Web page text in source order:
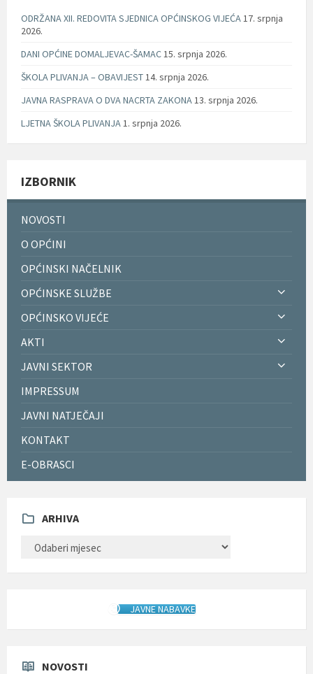
ODRŽANA XII. REDOVITA SJEDNICA OPĆINSKOG VIJEĆA17. srpnja
2026.
DANI OPĆINE DOMALJEVAC-ŠAMAC15. srpnja 2026.
ŠKOLA PLIVANJA – OBAVIJEST14. srpnja 2026.
JAVNA RASPRAVA O DVA NACRTA ZAKONA13. srpnja 2026.
LJETNA ŠKOLA PLIVANJA1. srpnja 2026.
IZBORNIK
NOVOSTI
O OPĆINI
OPĆINSKI NAČELNIK
OPĆINSKE SLUŽBE
OPĆINSKO VIJEĆE
AKTI
JAVNI SEKTOR
IMPRESSUM
JAVNI NATJEČAJI
KONTAKT
E-OBRASCI
ARHIVA
JAVNE NABAVKE
NOVOSTI